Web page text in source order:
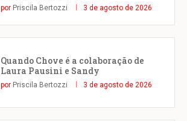
por Priscila Bertozzi 3 de agosto de 2026
Quando Chove é a colaboração de
Laura Pausini e Sandy
por Priscila Bertozzi 3 de agosto de 2026